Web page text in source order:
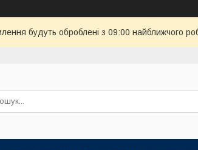
будуть оброблені з 09:00 найближчого